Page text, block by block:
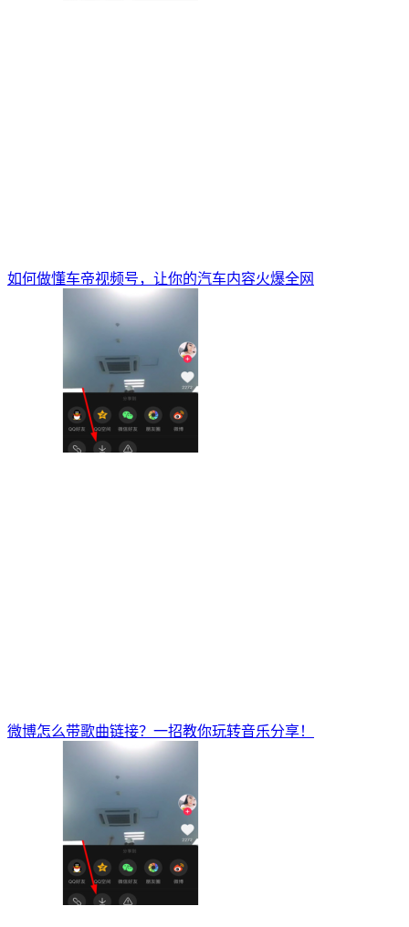
如何做懂车帝视频号，让你的汽车内容火爆全网
微博怎么带歌曲链接？一招教你玩转音乐分享！